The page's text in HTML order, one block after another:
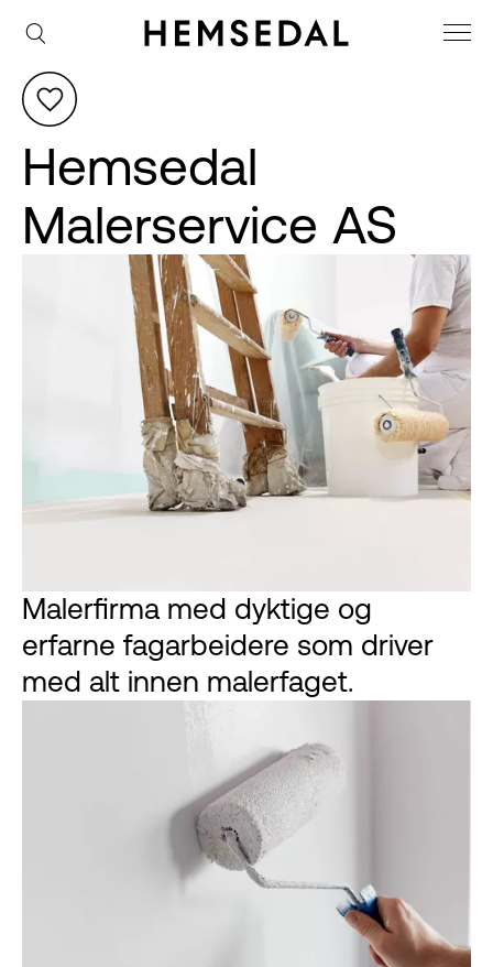
Hemsedal
Malerservice AS
Malerfirma med dyktige og
erfarne fagarbeidere som driver
med alt innen malerfaget.